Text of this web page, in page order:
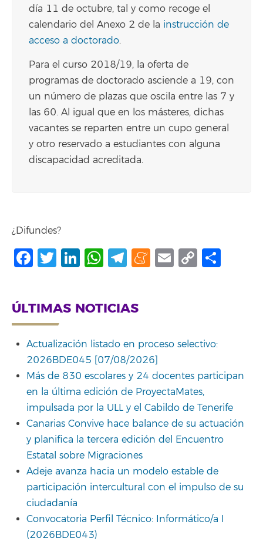
día 11 de octubre, tal y como recoge el
calendario del Anexo 2 de la instrucción de
acceso a doctorado.
Para el curso 2018/19, la oferta de
programas de doctorado asciende a 19, con
un número de plazas que oscila entre las 7 y
las 60. Al igual que en los másteres, dichas
vacantes se reparten entre un cupo general
y otro reservado a estudiantes con alguna
discapacidad acreditada.
¿Difundes?
Facebook
Twitter
LinkedIn
WhatsApp
Telegram
Meneame
Email
Copy
ÚLTIMAS NOTICIAS
Actualización listado en proceso selectivo:
2026BDE045 [07/08/2026]
Más de 830 escolares y 24 docentes participan
en la última edición de ProyectaMates,
impulsada por la ULL y el Cabildo de Tenerife
Canarias Convive hace balance de su actuación
y planifica la tercera edición del Encuentro
Estatal sobre Migraciones
Adeje avanza hacia un modelo estable de
participación intercultural con el impulso de su
ciudadanía
Convocatoria Perfil Técnico: Informático/a I
(2026BDE043)